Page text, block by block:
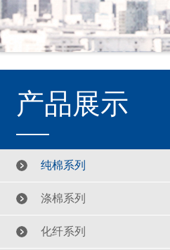
产品展示
纯棉系列
涤棉系列
化纤系列